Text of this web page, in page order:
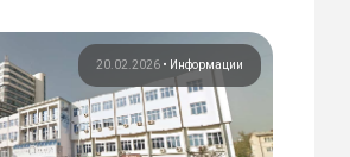
20.02.2026 • Информации